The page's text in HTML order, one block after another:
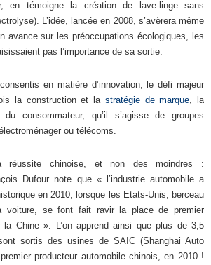
en témoigne la création de lave-linge sans
L’idée, lancée en 2008, s’avèrera même
avance sur les préoccupations écologiques, les
pas l’importance de sa sortie.
en matière d’innovation, le défi majeur
la construction et la stratégie de marque, la
du consommateur, qu’il s’agisse de groupes
ou télécoms.
réussite chinoise, et non des moindres :
Dufour note que « l’industrie automobile a
en 2010, lorsque les Etats-Unis, berceau
voiture, se font fait ravir la place de premier
la Chine ». L’on apprend ainsi que plus de 3,5
sortis des usines de SAIC (Shanghai Auto
producteur automobile chinois, en 2010 !